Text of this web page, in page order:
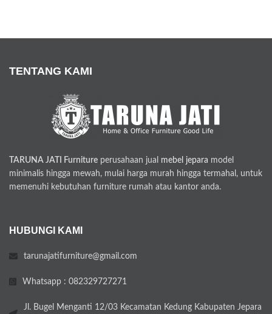
TENTANG KAMI
TARUNA JATI Furniture perusahaan jual mebel jepara model
minimalis hingga mewah, mulai harga murah hingga termahal, untuk
memenuhi kebutuhan furniture rumah atau kantor anda.
HUBUNGI KAMI
tarunajatifurniture@gmail.com
Whatsapp : 082329727271
Jl. Bugel Menganti 12/03 Kecamatan Kedung Kabupaten Jepara